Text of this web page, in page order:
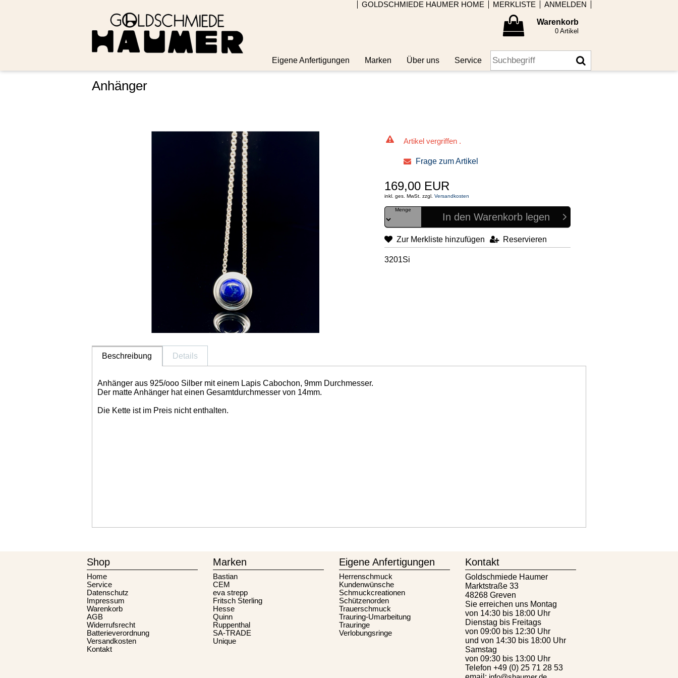
Anhänger
Artikel vergriffen .
Frage zum Artikel
169,00 EUR
inkl. ges. MwSt. zzgl.Versandkosten
Menge
Zur Merkliste hinzufügen Reservieren
3201Si
Beschreibung Details
Anhänger aus 925/ooo Silber mit einem Lapis Cabochon, 9mm Durchmesser.
Der matte Anhänger hat einen Gesamtdurchmesser von 14mm.
Die Kette ist im Preis nicht enthalten.
Shop
Home
Service
Datenschutz
Impressum
Warenkorb
AGB
Widerrufsrecht
Batterieverordnung
Versandkosten
Kontakt
Marken
Bastian
CEM
eva strepp
Fritsch Sterling
Hesse
Quinn
Ruppenthal
SA-TRADE
Unique
Eigene Anfertigungen
Herrenschmuck
Kundenwünsche
Schmuckcreationen
Schützenorden
Trauerschmuck
Trauring-Umarbeitung
Trauringe
Verlobungsringe
Kontakt
Goldschmiede Haumer
Marktstraße 33
48268 Greven
Sie erreichen uns Montag
von 14:30 bis 18:00 Uhr
Dienstag bis Freitags
von 09:00 bis 12:30 Uhr
und von 14:30 bis 18:00 Uhr
Samstag
von 09:30 bis 13:00 Uhr
Telefon +49 (0) 25 71 28 53
GOLDSCHMIEDE HAUMER HOME MERKLISTE ANMELDEN
Warenkorb
0 Artikel
Service
Über uns
Marken
Eigene Anfertigungen